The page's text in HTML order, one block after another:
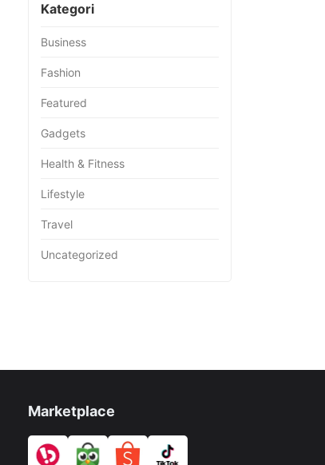
Kategori
Business
Fashion
Featured
Gadgets
Health & Fitness
Lifestyle
Travel
Uncategorized
Marketplace